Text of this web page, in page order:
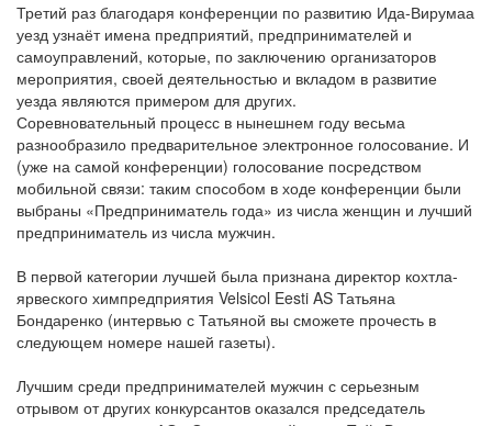
Третий раз благодаря конференции по развитию Ида-Вирумаа
уезд узнаёт имена предприятий, предпринимателей и
самоуправлений, которые, по заключению организаторов
мероприятия, своей деятельностью и вкладом в развитие
уезда являются примером для других.
Соревновательный процесс в нынешнем году весьма
разнообразило предварительное электронное голосование. И
(уже на самой конференции) голосование посредством
мобильной связи: таким способом в ходе конференции были
выбраны «Предприниматель года» из числа женщин и лучший
предприниматель из числа мужчин.
В первой категории лучшей была признана директор кохтла-
ярвеского химпредприятия Velsicol Eesti AS Татьяна
Бондаренко (интервью с Татьяной вы сможете прочесть в
следующем номере нашей газеты).
Лучшим среди предпринимателей мужчин с серьезным
отрывом от других конкурсантов оказался председатель